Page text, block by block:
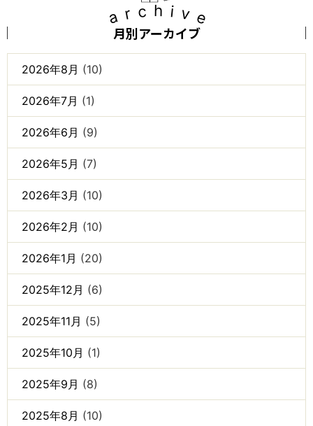
archive
月別アーカイブ
2026年8月 (10)
2026年7月 (1)
2026年6月 (9)
2026年5月 (7)
2026年3月 (10)
2026年2月 (10)
2026年1月 (20)
2025年12月 (6)
2025年11月 (5)
2025年10月 (1)
2025年9月 (8)
2025年8月 (10)